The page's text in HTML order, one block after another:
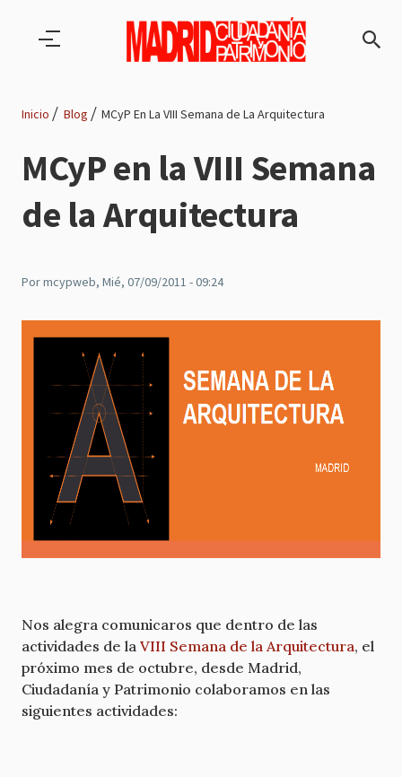
Ruta
de
navegación
Inicio Blog MCyP En La VIII Semana de La Arquitectura
MCyP en la VIII Semana
de la Arquitectura
Pormcypweb, Mié, 07/09/2011 - 09:24
Nos alegra comunicaros que dentro de las
actividades de la VIII Semana de la Arquitectura, el
próximo mes de octubre, desde Madrid,
Ciudadanía y Patrimonio colaboramos en las
siguientes actividades: